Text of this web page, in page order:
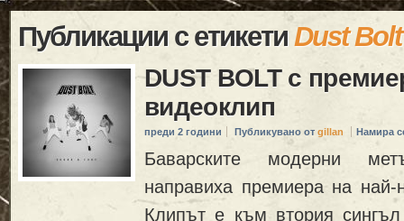
Публикации с етикетиDust Bolt
DUST BOLT с
видеоклип
преди 2 години Публикувано от gillan Намира
Баварските модерни
направиха премиера на най-
Клипът е към втория